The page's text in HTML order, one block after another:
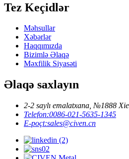
Tez Keçidlər
Məhsullar
Xəbərlər
Haqqımızda
Bizimlə Əlaqə
Məxfilik Siyasəti
Əlaqə saxlayın
2-2 saylı emalatxana, №1888
Telefon:0086-021-5635-1345
E-poçt:sales@civen.cn